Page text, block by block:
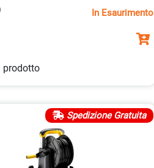
In Esaurimento
prodotto
Spedizione Gratuita